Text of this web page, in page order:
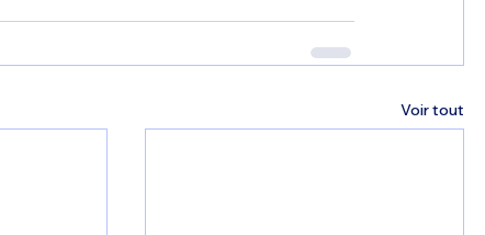
Voir tout